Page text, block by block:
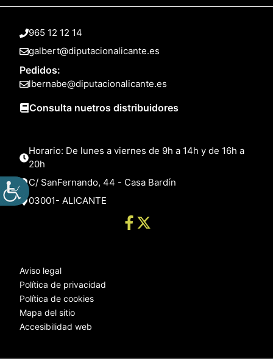
965 12 12 14
galbert@diputacionalicante.es
Pedidos:
lbernabe@diputacionalicante.es
Consulta nuetros distribuidores
Horario: De lunes a viernes de 9h a 14h y de 16h a
20h
C/ SanFernando, 44 - Casa Bardín
03001- ALICANTE
Aviso legal
Política de privacidad
Política de cookies
Mapa del sitio
Accesibilidad web